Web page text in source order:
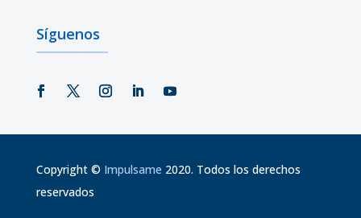
Síguenos
Copyright © Impulsame 2020. Todos los derechos
reservados